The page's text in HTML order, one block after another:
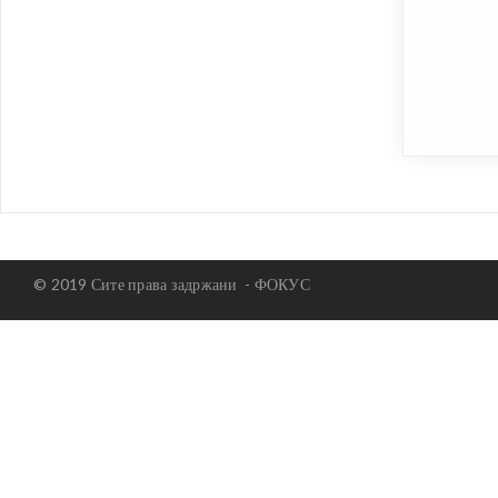
© 2019 Сите права задржани - ФОКУС